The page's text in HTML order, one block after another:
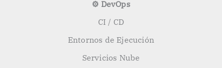
⚙️ DevOps
CI / CD
Entornos de Ejecución
Servicios Nube